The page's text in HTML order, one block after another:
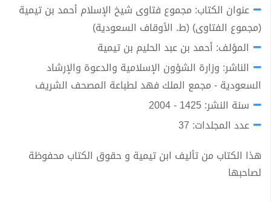
عنوان الكتاب: مجموع فتاوى شيخ الإسلام أحمد بن تيمية
(مجموع الفتاوى) (ط. الأوقاف السعودية)
المؤلف: أحمد بن عبد الحليم بن تيمية
الناشر: وزارة الشؤون الإسلامية والدعوة والإرشاد
السعودية - مجمع الملك فهد لطباعة المصحف الشريف
سنة النشر: 1425 - 2004
عدد المجلدات: 37
هذا الكتاب من تأليف ابن تيمية و حقوق الكتاب محفوظة
لصاحبها